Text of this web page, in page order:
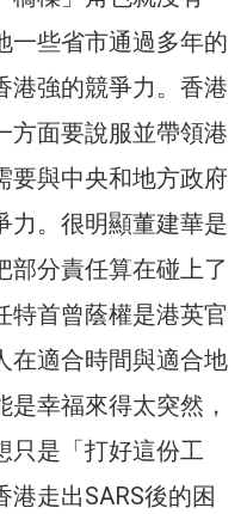
一些省市通過多年的
港強的競爭力。香港
方面要說服並帶領港
要與中央和地方政府
力。很明顯董建華是
部分責任算在碰上了
特首曾蔭權是港英官
在適合時間與適合地
幸福來得太突然，
只是「打好這份工
走出SARS後的困